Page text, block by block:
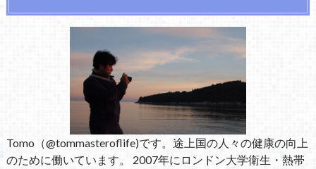
Tomo（@tommasteroflife)です。途上国の人々の健康の向上
のために働いています。 2007年にロンドン大学衛生・熱帯